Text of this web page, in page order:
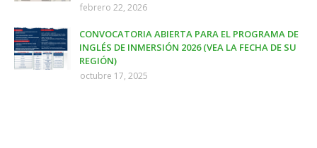
febrero 22, 2026
CONVOCATORIA ABIERTA PARA EL PROGRAMA DE
INGLÉS DE INMERSIÓN 2026 (VEA LA FECHA DE SU
REGIÓN)
octubre 17, 2025